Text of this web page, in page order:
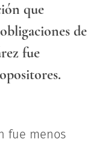
que
de
fue
fue menos